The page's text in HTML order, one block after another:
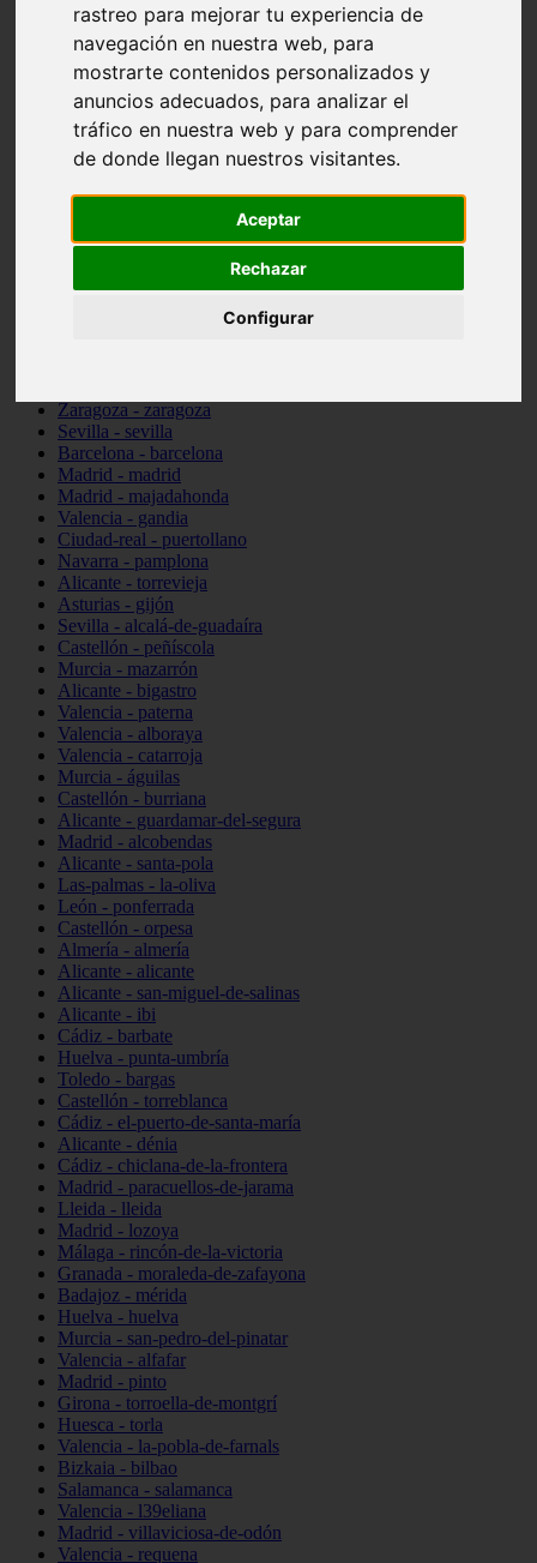
rastreo para mejorar tu experiencia de
navegación en nuestra web, para
mostrarte contenidos personalizados y
anuncios adecuados, para analizar el
tráfico en nuestra web y para comprender
de donde llegan nuestros visitantes.
Aceptar
Rechazar
Configurar
Valencia - beniparrell
Valencia - chiva
Murcia - calasparra
Valencia - burjassot
Valencia - sagunt
Alicante - alcoi
Asturias - ribadesella
Castellón - benicàssim
Alicante - el-campello
Cádiz - rota
Madrid - las-rozas-de-madrid
Ciudad-real - ciudad-real
Zaragoza - zaragoza
Sevilla - sevilla
Barcelona - barcelona
Madrid - madrid
Madrid - majadahonda
Valencia - gandia
Ciudad-real - puertollano
Navarra - pamplona
Alicante - torrevieja
Asturias - gijón
Sevilla - alcalá-de-guadaíra
Castellón - peñíscola
Murcia - mazarrón
Alicante - bigastro
Valencia - paterna
Valencia - alboraya
Valencia - catarroja
Murcia - águilas
Castellón - burriana
Alicante - guardamar-del-segura
Madrid - alcobendas
Alicante - santa-pola
Las-palmas - la-oliva
León - ponferrada
Castellón - orpesa
Almería - almería
Alicante - alicante
Alicante - san-miguel-de-salinas
Alicante - ibi
Cádiz - barbate
Huelva - punta-umbría
Toledo - bargas
Castellón - torreblanca
Cádiz - el-puerto-de-santa-maría
Alicante - dénia
Cádiz - chiclana-de-la-frontera
Madrid - paracuellos-de-jarama
Lleida - lleida
Madrid - lozoya
Málaga - rincón-de-la-victoria
Granada - moraleda-de-zafayona
Badajoz - mérida
Huelva - huelva
Murcia - san-pedro-del-pinatar
Valencia - alfafar
Madrid - pinto
Girona - torroella-de-montgrí
Huesca - torla
Valencia - la-pobla-de-farnals
Bizkaia - bilbao
Salamanca - salamanca
Valencia - l39eliana
Madrid - villaviciosa-de-odón
Valencia - requena